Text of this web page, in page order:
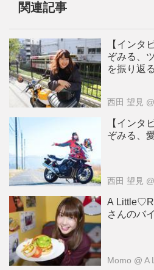
関連記事
【インタ
ぞみる、
を振り返る
西田 望見 @
【インタ
ぞみる、
西田 望見 @
A
さんのバ
Momo @ A